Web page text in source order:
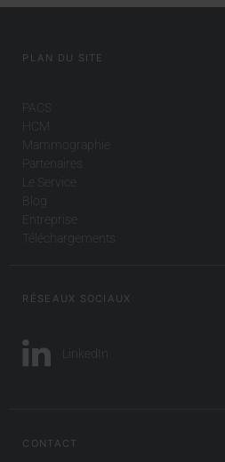
PLAN DU SITE
PACS
HCM
Mammographie
Partenaires
Le Service
Blog
Entreprise
Téléchargements
RÉSEAUX SOCIAUX
LinkedIn
CONTACT